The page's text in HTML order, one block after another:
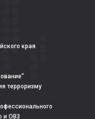
края
терроризму
и ОВЗ